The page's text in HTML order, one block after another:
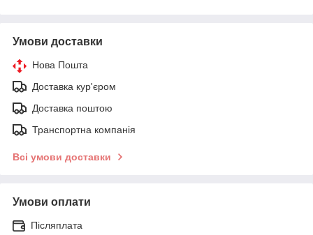
Умови доставки
Нова Пошта
Доставка кур'єром
Доставка поштою
Транспортна компанія
Всі умови доставки
Умови оплати
Післяплата